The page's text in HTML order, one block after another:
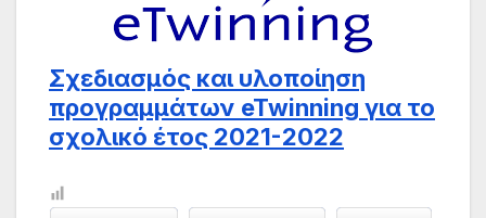
Σχεδιασμός και υλοποίηση
προγραμμάτων eTwinning για το
σχολικό έτος 2021-2022